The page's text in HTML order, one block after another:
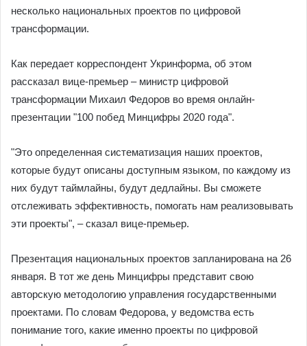
несколько национальных проектов по цифровой
трансформации.
Как передает корреспондент Укринформа, об этом
рассказал вице-премьер – министр цифровой
трансформации Михаил Федоров во время онлайн-
презентации "100 побед Минцифры 2020 года".
"Это определенная систематизация наших проектов,
которые будут описаны доступным языком, по каждому из
них будут таймлайны, будут дедлайны. Вы сможете
отслеживать эффективность, помогать нам реализовывать
эти проекты", – сказал вице-премьер.
Презентация национальных проектов запланирована на 26
января. В тот же день Минцифры представит свою
авторскую методологию управления государственными
проектами. По словам Федорова, у ведомства есть
понимание того, какие именно проекты по цифровой